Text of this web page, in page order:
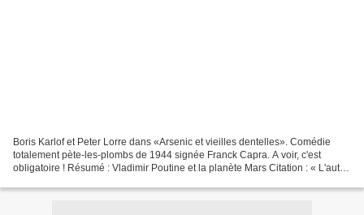
Boris Karlof et Peter Lorre dans «Arsenic et vieilles dentelles». Comédie
totalement pète-les-plombs de 1944 signée Franck Capra. A voir, c'est
obligatoire ! Résumé : Vladimir Poutine et la planète Mars Citation : « L'autre,